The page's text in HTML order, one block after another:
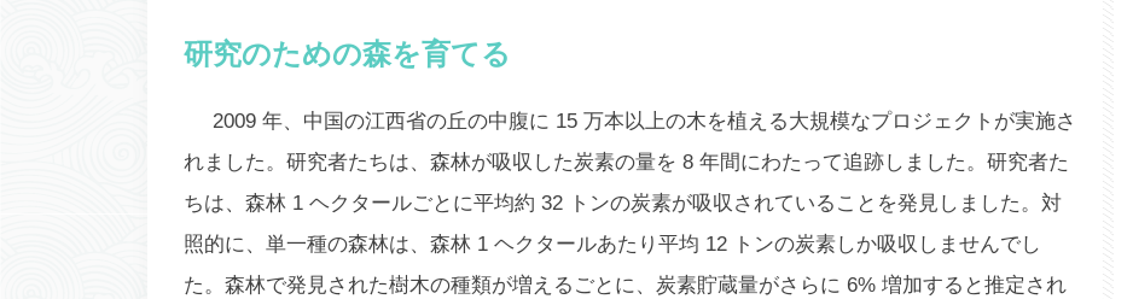
研究のための森を育てる
2009 年、中国の江西省の丘の中腹に 15 万本以上の木を植える大規模なプロジェクトが実施さ
れました。研究者たちは、森林が吸収した炭素の量を 8 年間にわたって追跡しました。研究者た
ちは、森林 1 ヘクタールごとに平均約 32 トンの炭素が吸収されていることを発見しました。対
照的に、単一種の森林は、森林 1 ヘクタールあたり平均 12 トンの炭素しか吸収しませんでし
た。森林で発見された樹木の種類が増えるごとに、炭素貯蔵量がさらに 6% 増加すると推定され